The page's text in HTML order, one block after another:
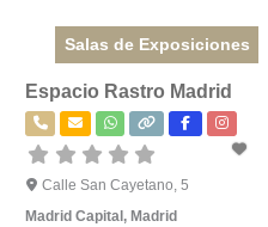
Salas de Exposiciones
Espacio Rastro Madrid
Calle San Cayetano, 5
Madrid Capital , Madrid